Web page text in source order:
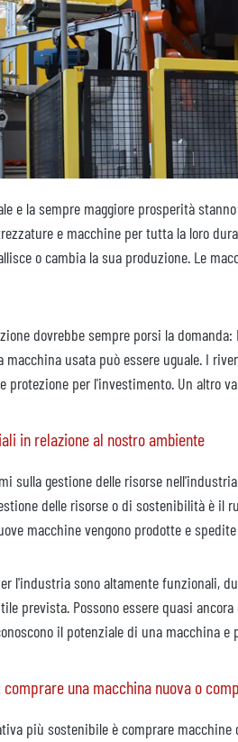
e la sempre maggiore prosperità
e macchine per tutta la loro
o cambia la sua produzione. Le
dovrebbe sempre porsi la
usata può essere uguale. I
protezione per l'investimento. Un altro
in relazione al nostro ambiente
sulla gestione delle risorse
delle risorse o di sostenibilità è il
macchine vengono prodotte e
l'industria sono altamente funzionali,
prevista. Possono essere quasi
il potenziale di una macchina
una macchina nuova o
più sostenibile è comprare